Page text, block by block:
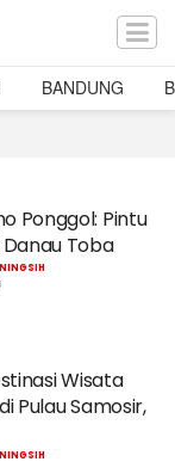
BANDUNG
Ponggol: Pintu
Toba
Wisata
Pulau Samosir,